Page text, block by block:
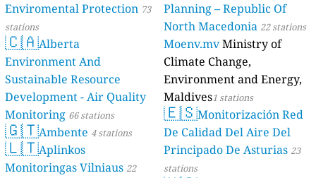
Enviromental Protection 73
stations
🇨🇦Alberta
Environment And
Sustainable Resource
Development - Air Quality
Monitoring 66 stations
🇬🇹Ambente 4 stations
🇱🇹Aplinkos
Monitoringas Vilniaus 22
Planning – Republic Of
North Macedonia 22 stations
Moenv.mvMinistry of
Climate Change,
Environment and Energy,
Maldives1 stations
🇪🇸Monitorización Red
De Calidad Del Aire Del
Principado De Asturias 23
stations